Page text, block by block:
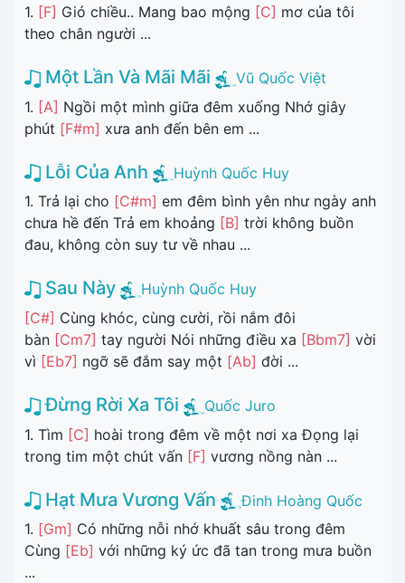
1. [F] Gió chiều.. Mang bao mộng [C] mơ của tôi
theo chân người ...
Một Lần Và Mãi Mãi
Vũ Quốc Việt
1. [A] Ngồi một mình giữa đêm xuống Nhớ giây
phút [F#m] xưa anh đến bên em ...
Lỗi Của Anh
Huỳnh Quốc Huy
1. Trả lại cho [C#m] em đêm bình yên như ngày anh
chưa hề đến Trả em khoảng [B] trời không buồn
đau, không còn suy tư về nhau ...
Sau Này
Huỳnh Quốc Huy
[C#] Cùng khóc, cùng cười, rồi nắm đôi
bàn [Cm7] tay người Nói những điều xa [Bbm7] vời
vì [Eb7] ngỡ sẽ đắm say một [Ab] đời ...
Đừng Rời Xa Tôi
Quốc Juro
1. Tìm [C] hoài trong đêm về một nơi xa Đọng lại
trong tim một chút vấn [F] vương nồng nàn ...
Hạt Mưa Vương Vấn
Đinh Hoàng Quốc
1. [Gm] Có những nỗi nhớ khuất sâu trong đêm
Cùng [Eb] với những ký ức đã tan trong mưa buồn
...